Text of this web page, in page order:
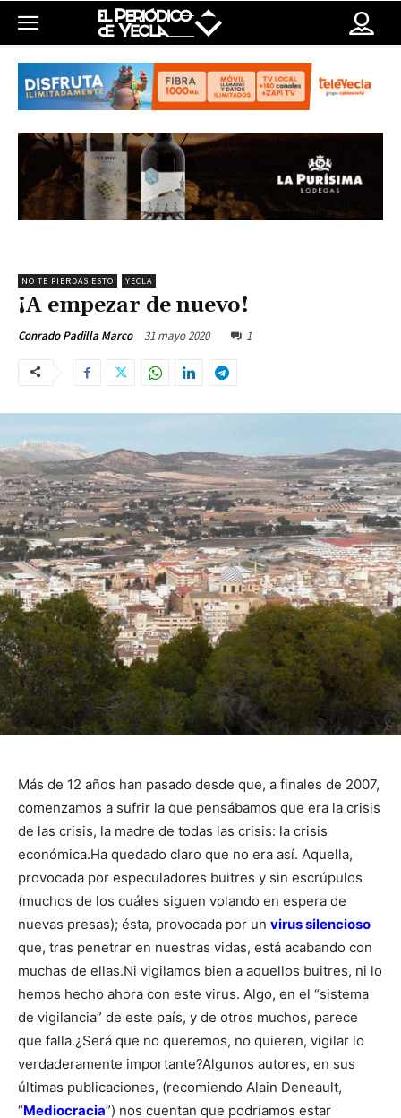
NO TE PIERDAS ESTO YECLA
¡A empezar de nuevo!
Conrado Padilla Marco 31 mayo 2020 1
Más de 12 años han pasado desde que, a finales de 2007,
comenzamos a sufrir la que pensábamos que era la crisis
de las crisis, la madre de todas las crisis: la crisis
económica.Ha quedado claro que no era así. Aquella,
provocada por especuladores buitres y sin escrúpulos
(muchos de los cuáles siguen volando en espera de
nuevas presas); ésta, provocada por un virus silencioso
que, tras penetrar en nuestras vidas, está acabando con
muchas de ellas.Ni vigilamos bien a aquellos buitres, ni lo
hemos hecho ahora con este virus. Algo, en el “sistema
de vigilancia” de este país, y de otros muchos, parece
que falla.¿Será que no queremos, no quieren, vigilar lo
verdaderamente importante?Algunos autores, en sus
últimas publicaciones, (recomiendo Alain Deneault,
“Mediocracia”) nos cuentan que podríamos estar